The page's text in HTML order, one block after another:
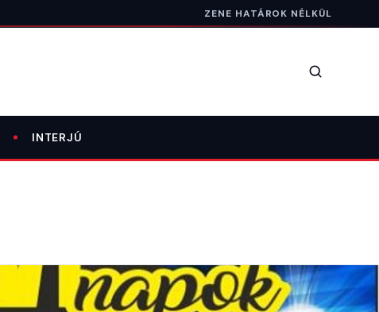
ZENE HATÁROK NÉLKÜL
Keresés
INTERJÚ